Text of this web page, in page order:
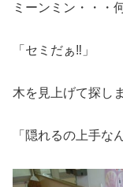
ミーンミン・・・
「セミだぁ‼」
木を見上げて探し
「隠れるの上手な